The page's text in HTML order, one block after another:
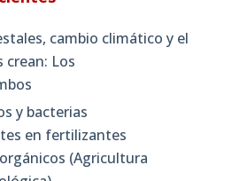
cambio climático y el
crean: Los
y bacterias
en fertilizantes
(Agricultura